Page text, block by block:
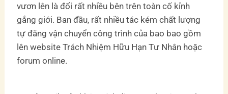
vươn lên là đổi rất nhiều bên trên toàn cố kỉnh
gắng giới. Ban đầu, rất nhiều tác kém chất lượng
tự đăng vận chuyển công trình của bao bao gồm
lên website Trách Nhiệm Hữu Hạn Tư Nhân hoặc
forum online.